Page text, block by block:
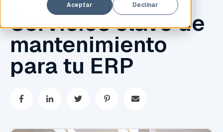
Aceptar
Declinar
Servicios clave de
mantenimiento
para tu ERP